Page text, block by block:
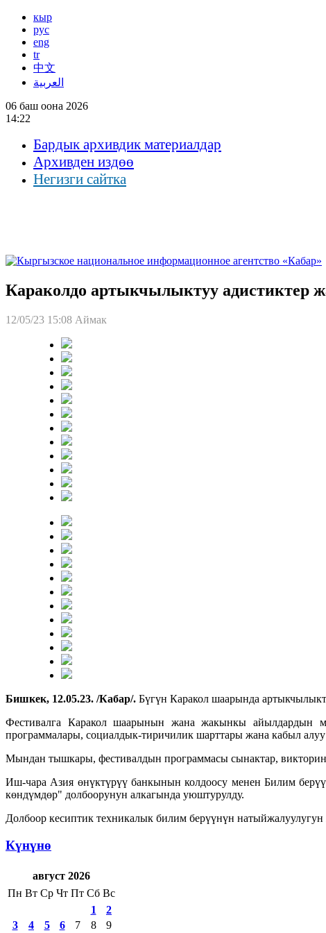
кыр
рус
eng
tr
中文
العربية
06 баш оона 2026
14:22
Бардык архивдик материалдар
Архивден издөө
Негизги сайтка
Караколдо артыкчылыктуу адистиктер
12/05/23 15:08 Аймак
Бишкек, 12.05.23. /Кабар/. Бүгүн Каракол шаарында
Фестивалга Каракол шаарынын жана жакынкы айылдардын
программалары, социалдык-тиричилик шарттары жана кабыл
Мындан тышкары, фестивалдын программасы сынактар,
Иш-чара Азия өнүктүрүү банкынын колдоосу менен Билим
көндүмдөр" долбоорунун алкагында уюштурулду.
Долбоор кесиптик техникалык билим берүүнүн натыйжалуулугун
Күнүнө
август 2026
Пн Вт Ср Чт Пт Сб Вс
1
2
3
4 5 6 7 8 9